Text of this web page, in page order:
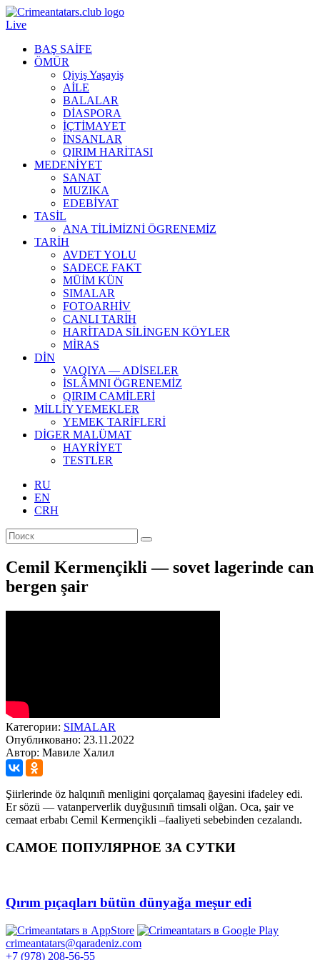
Live
BAŞ SAİFE
ÖMÜR
Qiyiş Yaşayiş
AİLE
BALALAR
DİASPORA
İÇTİMAYET
İNSANLAR
QIRIM HARİTASI
MEDENİYET
SANAT
MUZIKA
EDEBİYAT
TASİL
ANA TİLİMİZNİ ÖGRENEMİZ
TARİH
AVDET YOLU
SADECE FAKT
MÜİM KÜN
SIMАLAR
FOTOARHİV
CANLI TARİH
HARİTADA SİLİNGEN KÖYLER
MİRAS
DİN
VAQIYA — ADİSELER
İSLÂMNI ÖGRENEMİZ
QIRIM CAMİLERİ
MİLLİY YEMEKLER
YEMEK TARİFLERİ
DİGER MALÜMAT
HAYRİYET
TESTLER
RU
EN
CRH
Cemil Kermençikli — sovet lagerinde can
bergen şair
Категории: SIMАLAR
Опубликовано: 23.11.2022
Автор: Мавиле Халил
Şiirlerinde öz halqınıñ menligini qorçalamaq ğayesini ifadeley edi.
Er sözü — vatanperverlik duyğusınıñ timsali olğan. Oca, şair ve
cemaat erbabı Cemil Kermençikli –faaliyeti sebebinden cezalandı.
САМОЕ ПОПУЛЯРНОЕ ЗА СУТКИ
Qırım pıçaqları bütün dünyağa meşur edi
crimeantatars@qaradeniz.com
+7 (978) 208-56-55